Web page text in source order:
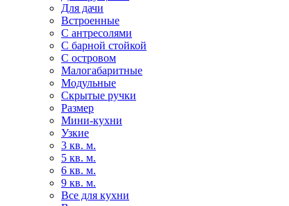
Для дачи
Встроенные
С антресолями
С барной стойкой
С островом
Малогабаритные
Модульные
Скрытые ручки
Размер
Мини-кухни
Узкие
3 кв. м.
5 кв. м.
6 кв. м.
9 кв. м.
Все для кухни